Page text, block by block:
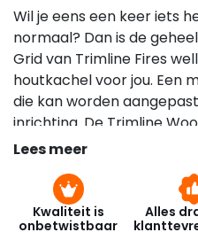
Wil je eens een keer iets
normaal? Dan is de
Grid van Trimline Fires
houtkachel voor jou. Een
die kan worden
inrichting. De Trimline
varianten: Woody Grid S
rechthoekige blokken
afwerkingen zijn ook
uw kachel een unieke
Lees meer
Kwaliteit is
onbetwistbaar
Alles